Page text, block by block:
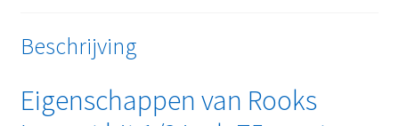
Beschrijving
Eigenschappen van Rooks